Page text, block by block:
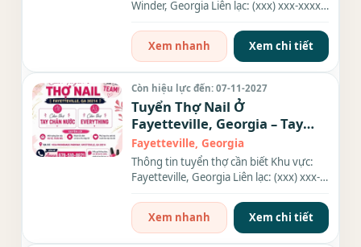
Winder, Georgia Liên lạc: (xxx) xxx-xxxx
Xem nhanh
Xem chi tiết
Còn hiệu lực đến: 07-11-2027
Tuyển Thợ Nail Ở
Fayetteville, Georgia – Tay
chân nước, Everything
Fayetteville, Georgia
Thông tin tuyển thợ cần biết Khu vực:
Fayetteville, Georgia Liên lạc: (xxx) xxx-
Xem nhanh
Xem chi tiết